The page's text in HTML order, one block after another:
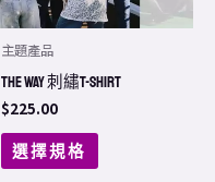
主題產品
THE WAY 刺繡T-shirt
$225.00
選擇規格
be
on
product